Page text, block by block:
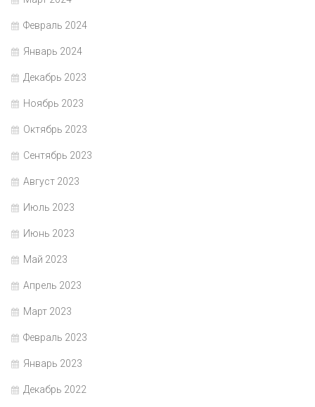
Февраль 2024
Январь 2024
Декабрь 2023
Ноябрь 2023
Октябрь 2023
Сентябрь 2023
Август 2023
Июль 2023
Июнь 2023
Май 2023
Апрель 2023
Март 2023
Февраль 2023
Январь 2023
Декабрь 2022